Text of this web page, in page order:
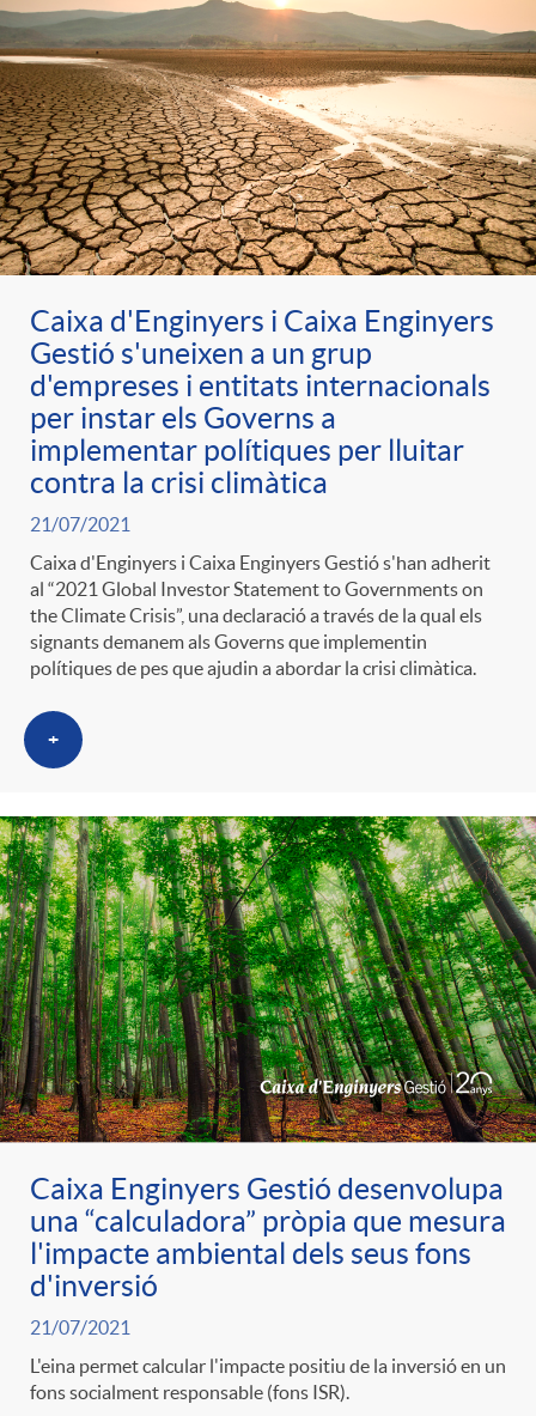
Caixa d'Enginyers i Caixa Enginyers
Gestió s'uneixen a un grup
d'empreses i entitats internacionals
per instar els Governs a
implementar polítiques per lluitar
contra la crisi climàtica
21/07/2021
Caixa d'Enginyers i Caixa Enginyers Gestió s'han adherit
al “2021 Global Investor Statement to Governments on
the Climate Crisis”, una declaració a través de la qual els
signants demanem als Governs que implementin
polítiques de pes que ajudin a abordar la crisi climàtica.
+
Caixa Enginyers Gestió desenvolupa
una “calculadora” pròpia que mesura
l'impacte ambiental dels seus fons
d'inversió
21/07/2021
L'eina permet calcular l'impacte positiu de la inversió en un
fons socialment responsable (fons ISR).